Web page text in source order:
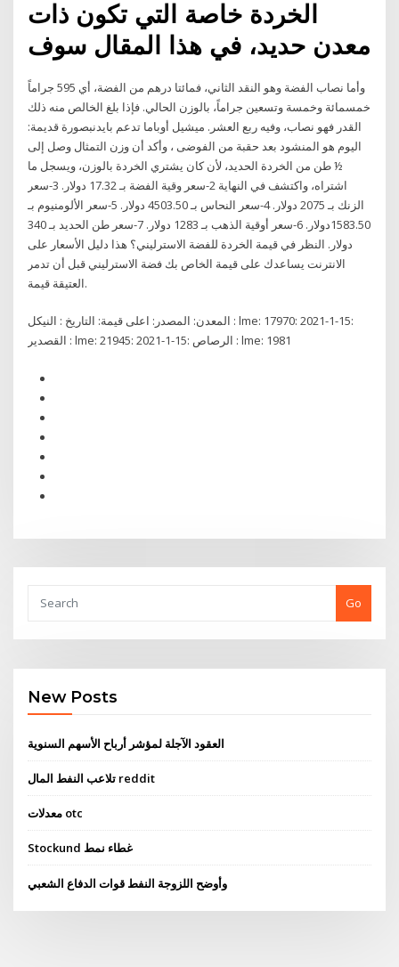
الخردة خاصة التي تكون ذات
معدن حديد، في هذا المقال سوف
وأما نصاب الفضة وهو النقد الثاني، فمائتا درهم من الفضة، أي 595 جراماً
خمسمائة وخمسة وتسعين جراماً، بالوزن الحالي. فإذا بلغ الخالص منه ذلك
القدر فهو نصاب، وفيه ربع العشر. ميشيل أوباما تدعم بايدنبصورة قديمة:
اليوم هو المنشود بعد حقبة من الفوضى ، وأكد أن وزن التمثال وصل إلى
½ طن من الخردة الحديد، لأن كان يشتري الخردة بالوزن، ويسجل ما
اشتراه، واكتشف في النهاية 2-سعر وقية الفضة بـ 17.32 دولار. 3-سعر
الزنك بـ 2075 دولار. 4-سعر النحاس بـ 4503.50 دولار. 5-سعر الألومنيوم بـ
1583.50دولار. 6-سعر أوقية الذهب بـ 1283 دولار. 7-سعر طن الحديد بـ 340
دولار. النظر في قيمة الخردة للفضة الاسترليني؟ هذا دليل الأسعار على
الانترنت يساعدك على قيمة الخاص بك فضة الاسترليني قبل أن تدمر
العتيقة قيمة.
المعدن: المصدر: اعلى قيمة: التاريخ : النيكل : lme: 17970: 2021-1-15:
القصدير : lme: 21945: 2021-1-15: الرصاص : lme: 1981
Go
New Posts
العقود الآجلة لمؤشر أرباح الأسهم السنوية
تلاعب النفط المال reddit
معدلات otc
Stockund غطاء نمط
وأوضح اللزوجة النفط قوات الدفاع الشعبي